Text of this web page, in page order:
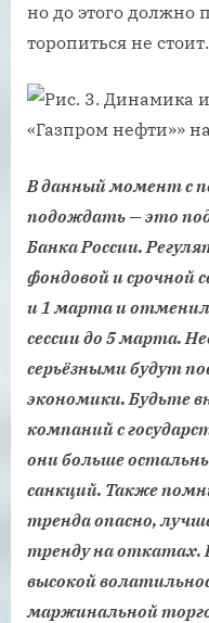
но до этого должно
торопиться не стоит.
В данный момент с
подождать — это
Банка России.
фондовой и срочной
и 1 марта и отменил
сессии до 5 марта.
серьёзными будут
экономики. Будьте
компаний с
они больше
санкций. Также
тренда опасно,
тренду на откатах.
высокой
маржинальной